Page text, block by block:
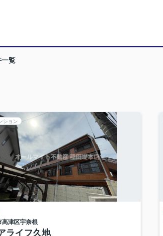
一覧
ション
高津区宇奈根
ライフ久地